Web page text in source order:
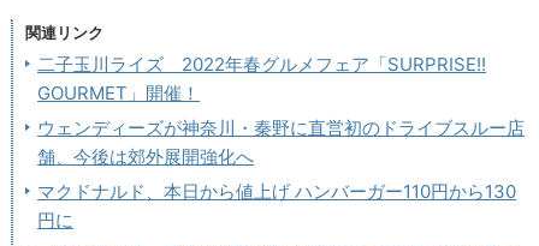
関連リンク
二子玉川ライズ 2022年春グルメフェア「SURPRISE!!
GOURMET」開催！
ウェンディーズが神奈川・秦野に直営初のドライブスルー店
舗、今後は郊外展開強化へ
マクドナルド、本日から値上げ ハンバーガー110円から130
円に